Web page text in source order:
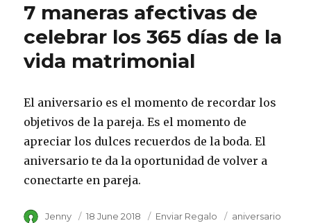
7 maneras afectivas de
celebrar los 365 días de la
vida matrimonial
El aniversario es el momento de recordar los
objetivos de la pareja. Es el momento de
apreciar los dulces recuerdos de la boda. El
aniversario te da la oportunidad de volver a
conectarte en pareja.
Author
Jenny
Posted
18 June 2018 Category
Enviar Regalo Tags
aniversario